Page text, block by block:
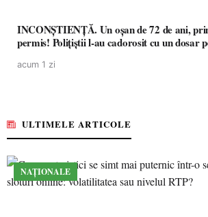
INCONȘTIENȚĂ. Un oșan de 72 de ani,
permis! Polițiștii l-au cadorosit cu un dosar
acum 1 zi
ULTIMELE ARTICOLE
NAȚIONALE